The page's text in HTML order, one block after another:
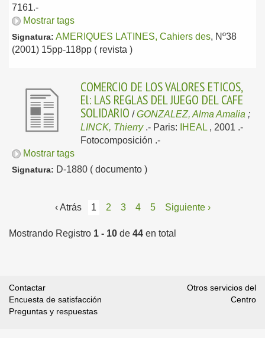
7161.-
Mostrar tags
Signatura: AMERIQUES LATINES, Cahiers des, Nº38
(2001) 15pp-118pp ( revista )
COMERCIO DE LOS VALORES ETICOS,
El: LAS REGLAS DEL JUEGO DEL CAFE
SOLIDARIO /GONZALEZ, Alma Amalia ;
LINCK, Thierry .- Paris: IHEAL , 2001 .-
Fotocomposición .-
Mostrar tags
Signatura: D-1880 ( documento )
‹ Atrás 1 2 3 4 5 Siguiente ›
Mostrando Registro 1 - 10 de 44 en total
Contactar
Encuesta de satisfacción
Preguntas y respuestas
Otros servicios del
Centro